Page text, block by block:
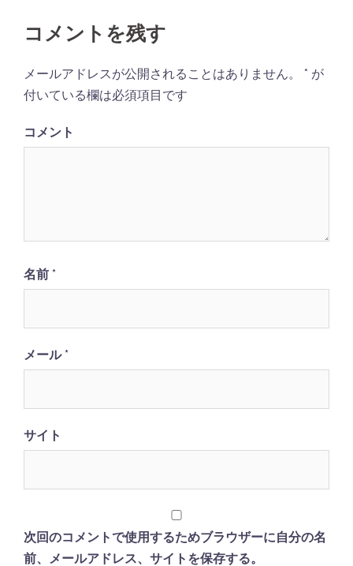
コメントを残す
メールアドレスが公開されることはありません。 * が
付いている欄は必須項目です
コメント
名前 *
メール*
サイト
次回のコメントで使用するためブラウザーに自分の名
前、メールアドレス、サイトを保存する。